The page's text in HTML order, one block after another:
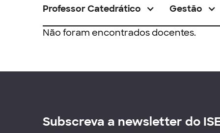
Professor Catedrático Gestão
Não foram encontrados docentes.
Subscreva a newsletter do